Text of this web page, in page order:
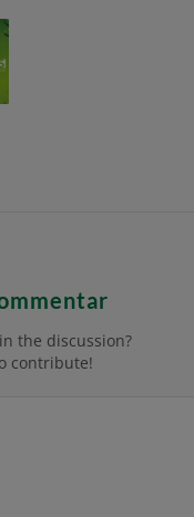
the discussion?
contribute!